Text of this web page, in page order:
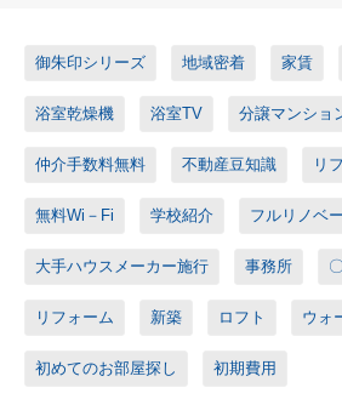
御朱印シリーズ 地域密着 家賃
浴室乾燥機 浴室TV 分譲マンショ
仲介手数料無料 不動産豆知識 リ
無料Wi－Fi 学校紹介 フルリノベ
大手ハウスメーカー施行 事務所
リフォーム 新築 ロフト ウォ
初めてのお部屋探し 初期費用